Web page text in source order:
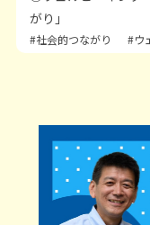
がり」
#社会的つながり #ウ